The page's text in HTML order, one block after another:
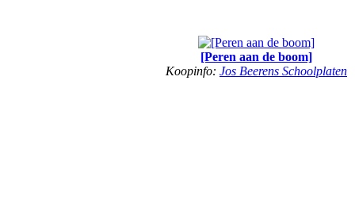
[Peren aan de boom]
Koopinfo: Jos Beerens Schoolplaten